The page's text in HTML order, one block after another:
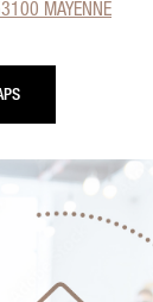
MAYENNE